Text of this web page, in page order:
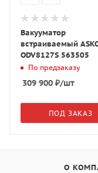
Вакууматор
встраиваемый
ODV8127S 563505
По предзаказу
309 900 ₽/шт
ПОД ЗАКАЗ
О